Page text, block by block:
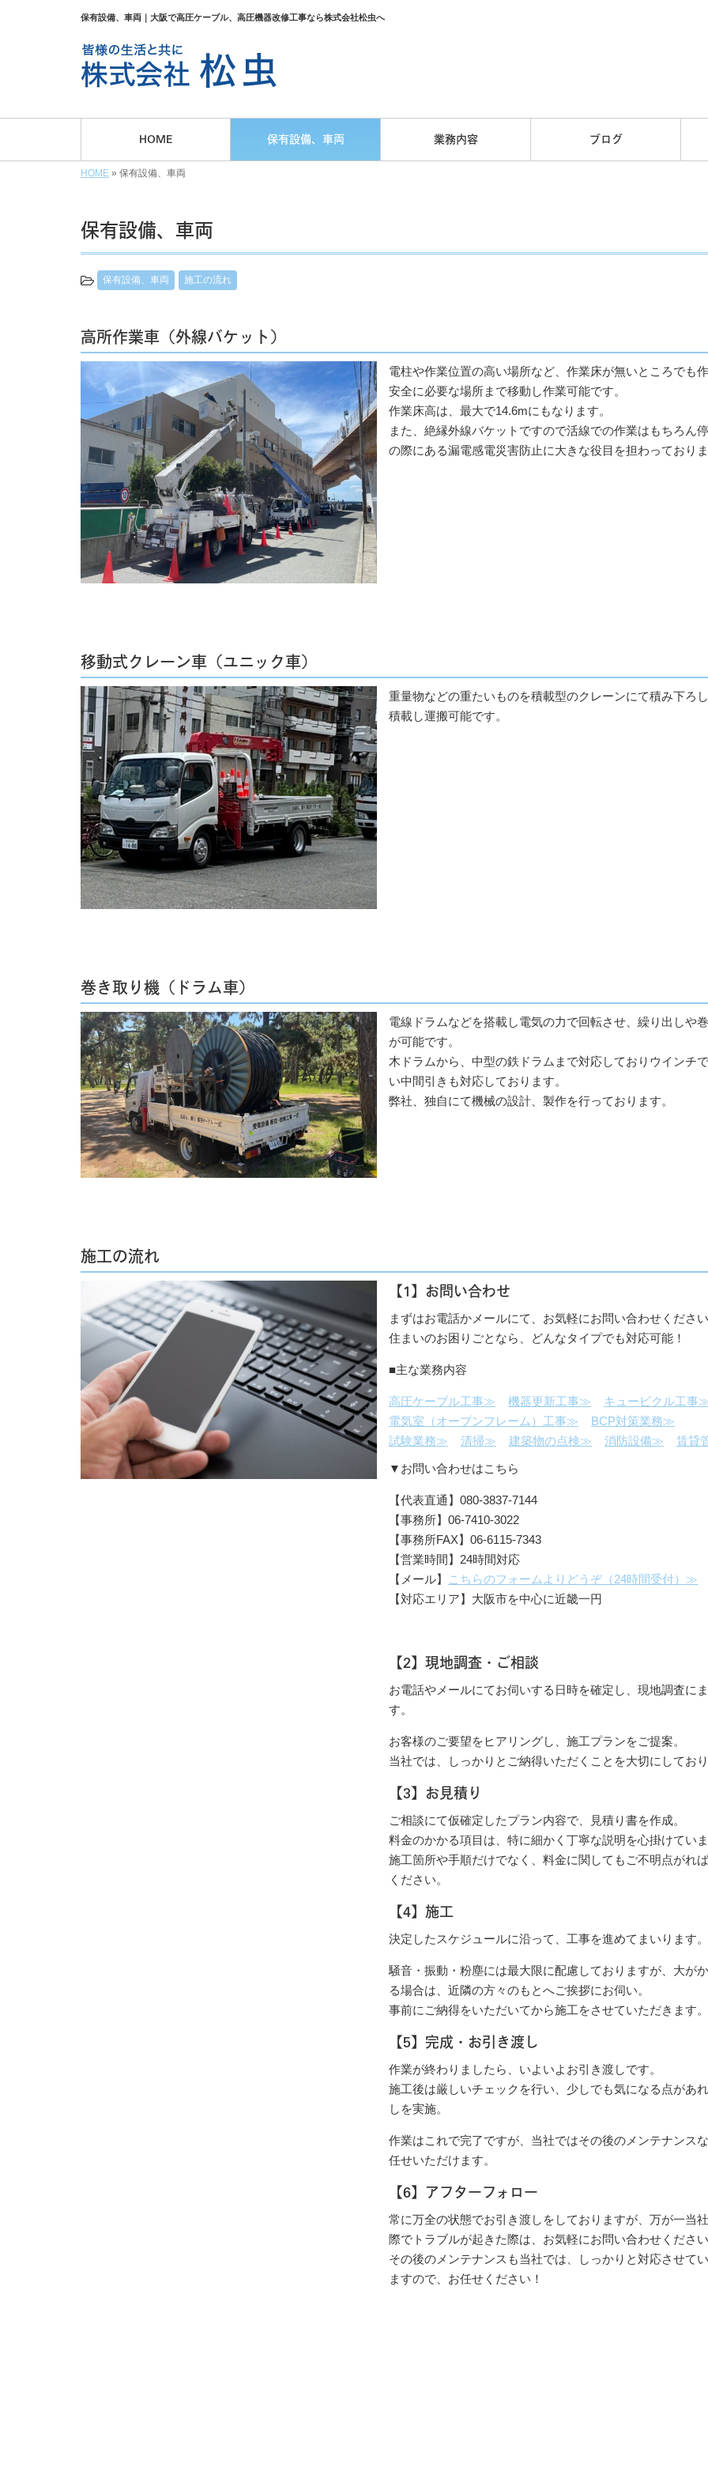
保有設備、車両｜大阪で高圧ケーブル、高圧機器改修工事なら株式会社松虫へ
HOME 保有設備、車両 業務内容 ブログ
HOME » 保有設備、車両
保有設備、車両
保有設備、車両 施工の流れ
高所作業車（外線バケット）
電柱や作業位置の高い場所など、作業床が無いところでも
安全に必要な場所まで移動し作業可能です。
作業床高は、最大で14.6mにもなります。
また、絶縁外線バケットですので活線での作業はもちろん
の際にある漏電感電災害防止に大きな役目を担わっておりま
移動式クレーン車（ユニック車）
重量物などの重たいものを積載型のクレーンにて積み下ろ
積載し運搬可能です。
巻き取り機（ドラム車）
電線ドラムなどを搭載し電気の力で回転させ、繰り出しや
が可能です。
木ドラムから、中型の鉄ドラムまで対応しておりウインチ
い中間引きも対応しております。
弊社、独自にて機械の設計、製作を行っております。
施工の流れ
【1】お問い合わせ
まずはお電話かメールにて、お気軽にお問い合わせください
住まいのお困りごとなら、どんなタイプでも対応可能！
■主な業務内容
高圧ケーブル工事≫ 機器更新工事≫
キュービクル工事
電気室（オープンフレーム）工事≫
BCP対策業務≫
試験業務≫
清掃≫ 建築物の点検≫ 消防設備≫ 賃貸
▼お問い合わせはこちら
【代表直通】080-3837-7144
【事務所】06-7410-3022
【事務所FAX】06-6115-7343
【営業時間】24時間対応
【メール】
こちらのフォームよりどうぞ（24時間受付）≫
【対応エリア】大阪市を中心に近畿一円
【2】現地調査・ご相談
お電話やメールにてお伺いする日時を確定し、現地調査に
す。
お客様のご要望をヒアリングし、施工プランをご提案。
当社では、しっかりとご納得いただくことを大切にしており
【3】お見積り
ご相談にて仮確定したプラン内容で、見積り書を作成。
料金のかかる項目は、特に細かく丁寧な説明を心掛けていま
施工箇所や手順だけでなく、料金に関してもご不明点がれ
ください。
【4】施工
決定したスケジュールに沿って、工事を進めてまいります。
騒音・振動・粉塵には最大限に配慮しておりますが、大が
る場合は、近隣の方々のもとへご挨拶にお伺い。
事前にご納得をいただいてから施工をさせていただきます。
【5】完成・お引き渡し
作業が終わりましたら、いよいよお引き渡しです。
施工後は厳しいチェックを行い、少しでも気になる点があ
しを実施。
作業はこれで完了ですが、当社ではその後のメンテナンス
任せいただけます。
【6】アフターフォロー
常に万全の状態でお引き渡しをしておりますが、万が一当
際でトラブルが起きた際は、お気軽にお問い合わせください
その後のメンテナンスも当社では、しっかりと対応させて
ますので、お任せください！